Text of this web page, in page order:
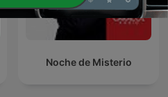
Noche de Misterio